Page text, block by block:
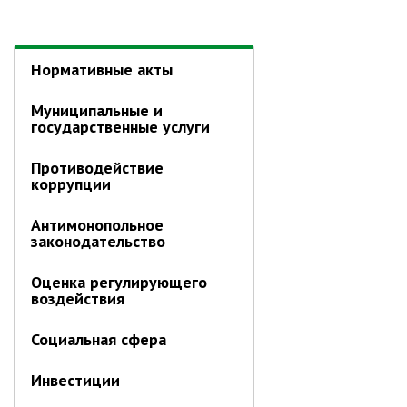
отношений
Отдел территриального
Отдел АПКиООС
Отдел по учёту и переселению
Управление образования
Опека и попечительство
Управление ЖКК
Нормативные акты
Муниципальные и
государственные услуги
Противодействие
коррупции
Антимонопольное
законодательство
Оценка регулирующего
воздействия
Социальная сфера
Инвестиции